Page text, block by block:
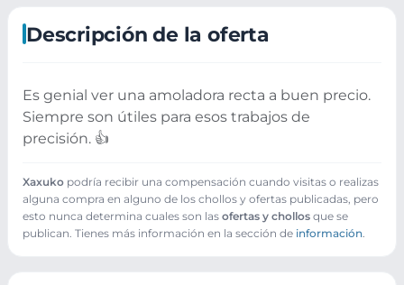
Descripción de la oferta
Es genial ver una amoladora recta a buen precio.
Siempre son útiles para esos trabajos de
precisión. 👍
Xaxuko podría recibir una compensación cuando visitas o realizas
alguna compra en alguno de los chollos y ofertas publicadas, pero
esto nunca determina cuales son las ofertas y chollos que se
publican. Tienes más información en la sección de información.